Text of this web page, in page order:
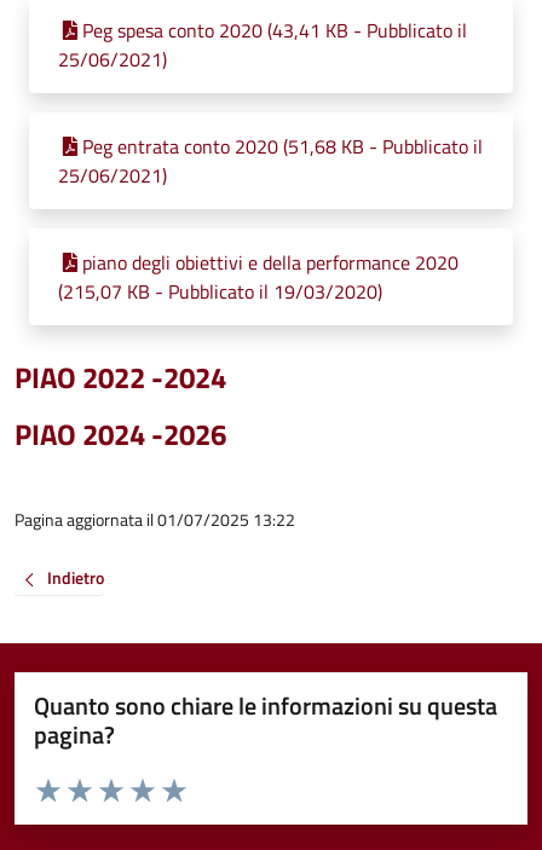
Peg spesa conto 2020 (43,41 KB - Pubblicato il
25/06/2021)
Peg entrata conto 2020 (51,68 KB - Pubblicato il
25/06/2021)
piano degli obiettivi e della performance 2020
(215,07 KB - Pubblicato il 19/03/2020)
PIAO 2022 -2024
PIAO 2024 -2026
Pagina aggiornata il 01/07/2025 13:22
Indietro
Quanto sono chiare le informazioni su questa
pagina?
Valuta da 1 a 5 stelle la pagina
Valuta 5 stelle su 5
Valuta 4 stelle su 5
Valuta 3 stelle su 5
Valuta 2 stelle su 5
Valuta 1 stelle su 5